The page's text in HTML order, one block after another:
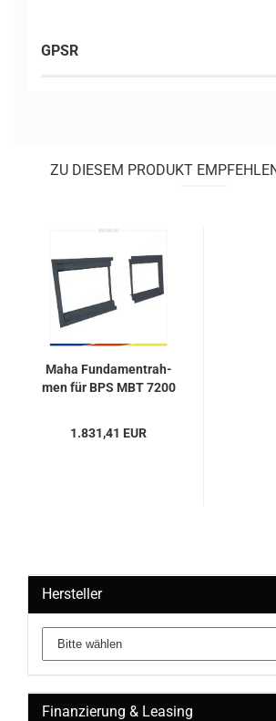
GPSR
ZU DIESEM PRODUKT
Maha Fun­da­m­ent­rah­
men für BPS MBT 7200
1.831,41 EUR
Hersteller
Finanzierung & Leasing